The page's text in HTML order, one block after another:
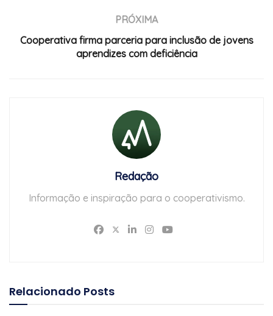
PRÓXIMA
Cooperativa firma parceria para inclusão de jovens
aprendizes com deficiência
Redação
Informação e inspiração para o cooperativismo.
Relacionado Posts